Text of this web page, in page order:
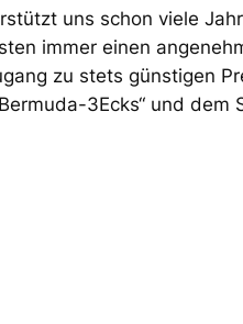
uns schon viele
immer einen
zu stets günstigen
3Ecks“ und